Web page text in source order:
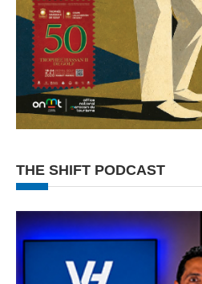
THE SHIFT PODCAST